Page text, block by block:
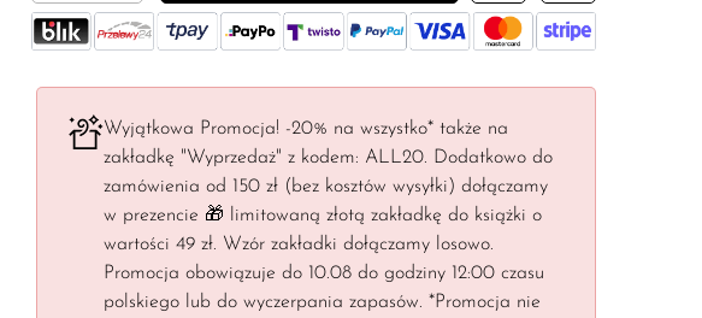
Wyjątkowa Promocja! -20% na wszystko* także na
zakładkę "Wyprzedaż" z kodem: ALL20. Dodatkowo do
zamówienia od 150 zł (bez kosztów wysyłki) dołączamy
w prezencie 🎁 limitowaną złotą zakładkę do książki o
wartości 49 zł. Wzór zakładki dołączamy losowo.
Promocja obowiązuje do 10.08 do godziny 12:00 czasu
polskiego lub do wyczerpania zapasów. *Promocja nie